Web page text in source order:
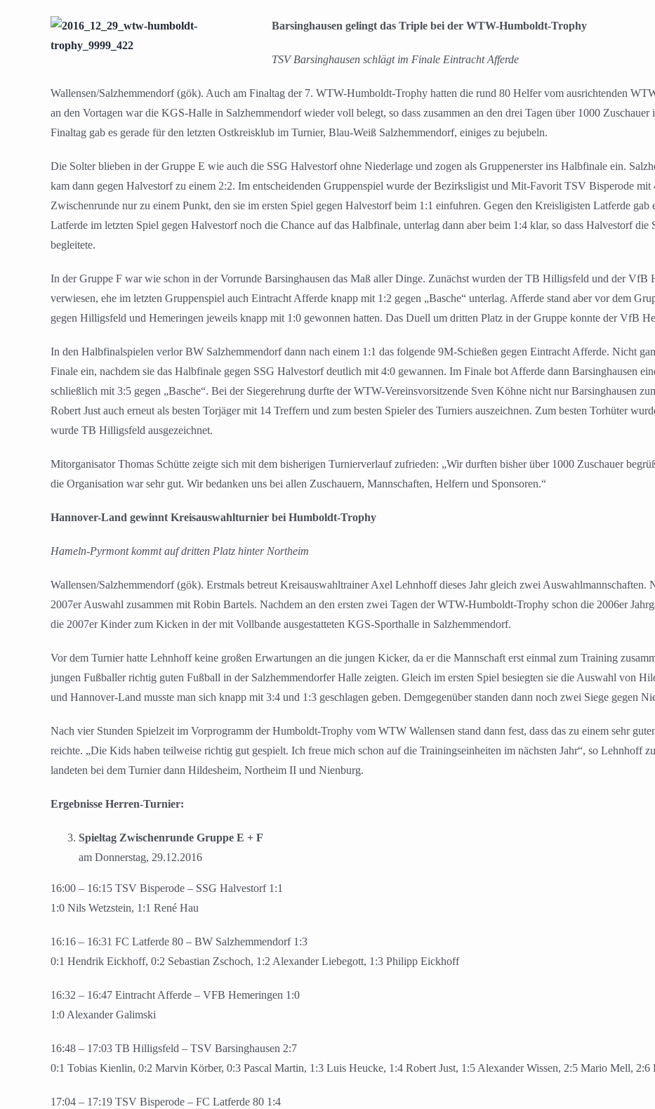
grösseres
Bild
Barsinghausen gelingt das Triple bei der WTW-Humboldt-Trophy
TSV Barsinghausen schlägt im Finale Eintracht Afferde
Wallensen/Salzhemmendorf (gök). Auch am Finaltag der 7. WTW-Humboldt-Trophy hatten die rund 80 Helfer vom ausrichtenden
an den Vortagen war die KGS-Halle in Salzhemmendorf wieder voll belegt, so dass zusammen an den drei Tagen über 1000
Finaltag gab es gerade für den letzten Ostkreisklub im Turnier, Blau-Weiß Salzhemmendorf, einiges zu bejubeln.
Die Solter blieben in der Gruppe E wie auch die SSG Halvestorf ohne Niederlage und zogen als Gruppenerster ins Halbfinale ein.
kam dann gegen Halvestorf zu einem 2:2. Im entscheidenden Gruppenspiel wurde der Bezirksligist und Mit-Favorit TSV Bisperode
Zwischenrunde nur zu einem Punkt, den sie im ersten Spiel gegen Halvestorf beim 1:1 einfuhren. Gegen den Kreisligisten Latferde gab
Latferde im letzten Spiel gegen Halvestorf noch die Chance auf das Halbfinale, unterlag dann aber beim 1:4 klar, so dass Halvestorf
begleitete.
In der Gruppe F war wie schon in der Vorrunde Barsinghausen das Maß aller Dinge. Zunächst wurden der TB Hilligsfeld und der VfB
verwiesen, ehe im letzten Gruppenspiel auch Eintracht Afferde knapp mit 1:2 gegen „Basche“ unterlag. Afferde stand aber vor dem
gegen Hilligsfeld und Hemeringen jeweils knapp mit 1:0 gewonnen hatten. Das Duell um dritten Platz in der Gruppe konnte der VfB
In den Halbfinalspielen verlor BW Salzhemmendorf dann nach einem 1:1 das folgende 9M-Schießen gegen Eintracht Afferde. Nicht
Finale ein, nachdem sie das Halbfinale gegen SSG Halvestorf deutlich mit 4:0 gewannen. Im Finale bot Afferde dann Barsinghausen
schließlich mit 3:5 gegen „Basche“. Bei der Siegerehrung durfte der WTW-Vereinsvorsitzende Sven Köhne nicht nur Barsinghausen
Robert Just auch erneut als besten Torjäger mit 14 Treffern und zum besten Spieler des Turniers auszeichnen. Zum besten Torhüter
wurde TB Hilligsfeld ausgezeichnet.
Mitorganisator Thomas Schütte zeigte sich mit dem bisherigen Turnierverlauf zufrieden: „Wir durften bisher über 1000 Zuschauer
die Organisation war sehr gut. Wir bedanken uns bei allen Zuschauern, Mannschaften, Helfern und Sponsoren.“
Hannover-Land gewinnt Kreisauswahlturnier bei Humboldt-Trophy
Hameln-Pyrmont kommt auf dritten Platz hinter Northeim
Wallensen/Salzhemmendorf (gök). Erstmals betreut Kreisauswahltrainer Axel Lehnhoff dieses Jahr gleich zwei Auswahlmannschaften.
2007er Auswahl zusammen mit Robin Bartels. Nachdem an den ersten zwei Tagen der WTW-Humboldt-Trophy schon die 2006er
die 2007er Kinder zum Kicken in der mit Vollbande ausgestatteten KGS-Sporthalle in Salzhemmendorf.
Vor dem Turnier hatte Lehnhoff keine großen Erwartungen an die jungen Kicker, da er die Mannschaft erst einmal zum Training
jungen Fußballer richtig guten Fußball in der Salzhemmendorfer Halle zeigten. Gleich im ersten Spiel besiegten sie die Auswahl von
und Hannover-Land musste man sich knapp mit 3:4 und 1:3 geschlagen geben. Demgegenüber standen dann noch zwei Siege gegen
Nach vier Stunden Spielzeit im Vorprogramm der Humboldt-Trophy vom WTW Wallensen stand dann fest, dass das zu einem sehr
reichte. „Die Kids haben teilweise richtig gut gespielt. Ich freue mich schon auf die Trainingseinheiten im nächsten Jahr“, so Lehnhoff
landeten bei dem Turnier dann Hildesheim, Northeim II und Nienburg.
Ergebnisse Herren-Turnier:
Spieltag Zwischenrunde Gruppe E + F
am Donnerstag, 29.12.2016
16:00 – 16:15 TSV Bisperode – SSG Halvestorf 1:1
1:0 Nils Wetzstein, 1:1 René Hau
16:16 – 16:31 FC Latferde 80 – BW Salzhemmendorf 1:3
0:1 Hendrik Eickhoff, 0:2 Sebastian Zschoch, 1:2 Alexander Liebegott, 1:3 Philipp Eickhoff
16:32 – 16:47 Eintracht Afferde – VFB Hemeringen 1:0
1:0 Alexander Galimski
16:48 – 17:03 TB Hilligsfeld – TSV Barsinghausen 2:7
0:1 Tobias Kienlin, 0:2 Marvin Körber, 0:3 Pascal Martin, 1:3 Luis Heucke, 1:4 Robert Just, 1:5 Alexander Wissen, 2:5 Mario Mell, 2:6
17:04 – 17:19 TSV Bisperode – FC Latferde 80 1:4